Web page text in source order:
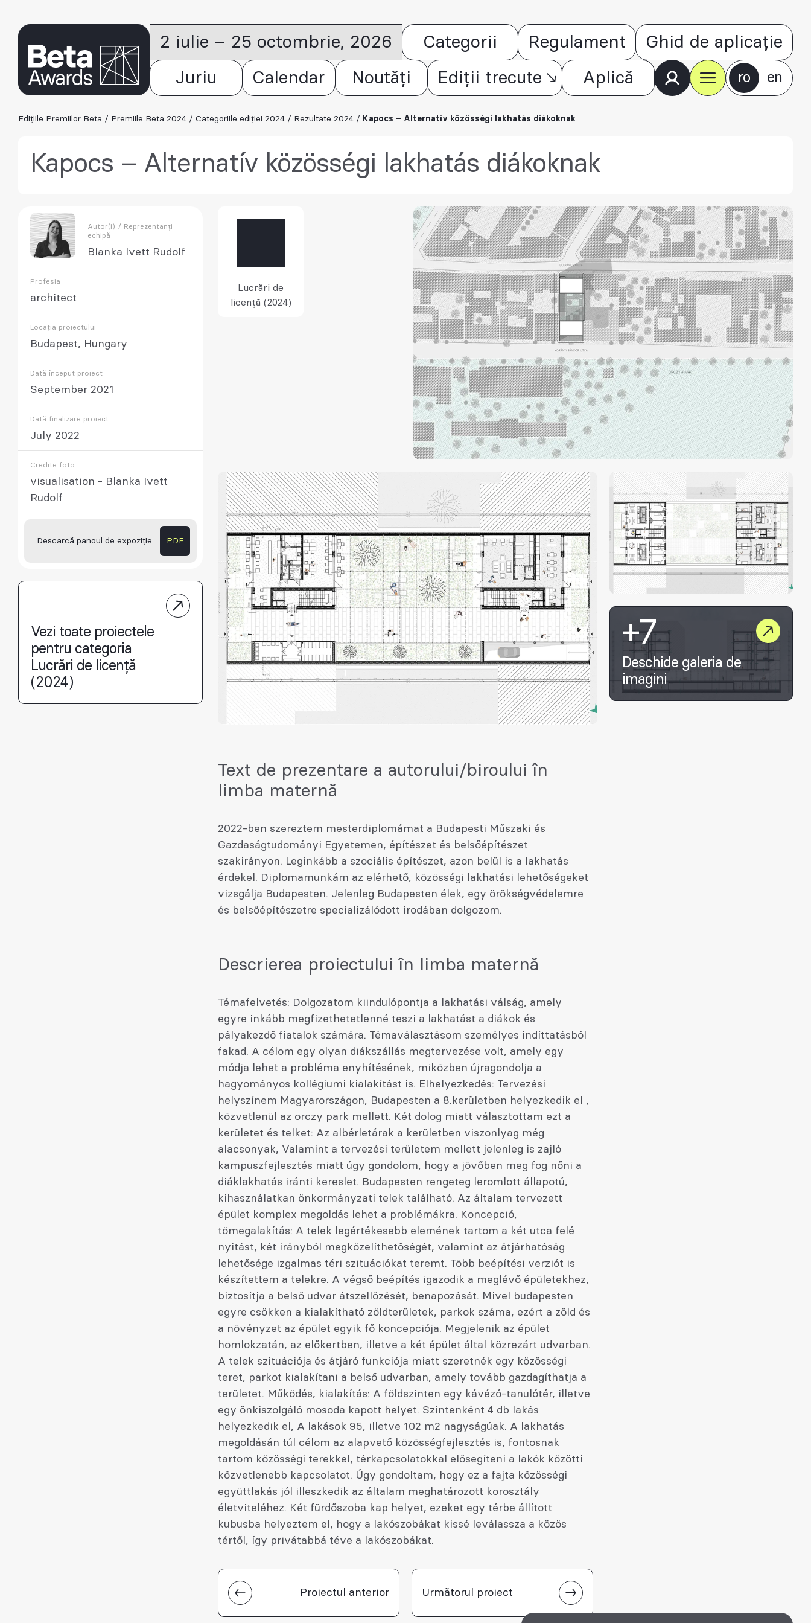
2 iulie – 25 octombrie, 2026 Categorii Regulament Ghid de aplicație
Juriu Calendar Noutăți Ediții trecute Aplică ro en
Edițiile Premiilor Beta / Premiile Beta 2024 / Categoriile ediției 2024 / Rezultate 2024 / Kapocs – Alternatív közösségi lakhatás diákoknak
Kapocs – Alternatív közösségi lakhatás diákoknak
Autor(i) / Reprezentanți
echipă
Blanka Ivett Rudolf
Profesia
architect
Locația proiectului
Budapest, Hungary
Dată început proiect
September 2021
Dată finalizare proiect
July 2022
Credite foto
visualisation - Blanka Ivett
Rudolf
Descarcă panoul de expoziție PDF
Vezi toate proiectele
pentru categoria
Lucrări de licență
(2024)
Lucrări de
licență (2024)
+7
Deschide galeria de
imagini
Text de prezentare a autorului/biroului în
limba maternă
2022-ben szereztem mesterdiplomámat a Budapesti Műszaki és
Gazdaságtudományi Egyetemen, építészet és belsőépítészet
szakirányon. Leginkább a szociális építészet, azon belül is a lakhatás
érdekel. Diplomamunkám az elérhető, közösségi lakhatási lehetőségeket
vizsgálja Budapesten. Jelenleg Budapesten élek, egy örökségvédelemre
és belsőépítészetre specializálódott irodában dolgozom.
Descrierea proiectului în limba maternă
Témafelvetés: Dolgozatom kiindulópontja a lakhatási válság, amely
egyre inkább megfizethetetlenné teszi a lakhatást a diákok és
pályakezdő fiatalok számára. Témaválasztásom személyes indíttatásból
fakad. A célom egy olyan diákszállás megtervezése volt, amely egy
módja lehet a probléma enyhítésének, miközben újragondolja a
hagyományos kollégiumi kialakítást is. Elhelyezkedés: Tervezési
helyszínem Magyarországon, Budapesten a 8.kerületben helyezkedik el ,
közvetlenül az orczy park mellett. Két dolog miatt választottam ezt a
kerületet és telket: Az albérletárak a kerületben viszonlyag még
alacsonyak, Valamint a tervezési területem mellett jelenleg is zajló
kampuszfejlesztés miatt úgy gondolom, hogy a jövőben meg fog nőni a
diáklakhatás iránti kereslet. Budapesten rengeteg leromlott állapotú,
kihasználatkan önkormányzati telek található. Az általam tervezett
épület komplex megoldás lehet a problémákra. Koncepció,
tömegalakítás: A telek legértékesebb elemének tartom a két utca felé
nyitást, két irányból megközelíthetőségét, valamint az átjárhatóság
lehetősége izgalmas téri szituációkat teremt. Több beépítési verziót is
készítettem a telekre. A végső beépítés igazodik a meglévő épületekhez,
biztosítja a belső udvar átszellőzését, benapozását. Mivel budapesten
egyre csökken a kialakítható zöldterületek, parkok száma, ezért a zöld és
a növényzet az épület egyik fő koncepciója. Megjelenik az épület
homlokzatán, az előkertben, illetve a két épület által közrezárt udvarban.
A telek szituációja és átjáró funkciója miatt szeretnék egy közösségi
teret, parkot kialakítani a belső udvarban, amely tovább gazdagíthatja a
területet. Működés, kialakítás: A földszinten egy kávézó-tanulótér, illetve
egy önkiszolgáló mosoda kapott helyet. Szintenként 4 db lakás
helyezkedik el, A lakások 95, illetve 102 m2 nagyságúak. A lakhatás
megoldásán túl célom az alapvető közösségfejlesztés is, fontosnak
tartom közösségi terekkel, térkapcsolatokkal elősegíteni a lakók közötti
közvetlenebb kapcsolatot. Úgy gondoltam, hogy ez a fajta közösségi
együttlakás jól illeszkedik az általam meghatározott korosztály
életviteléhez. Két fürdőszoba kap helyet, ezeket egy térbe állított
kubusba helyeztem el, hogy a lakószobákat kissé leválassza a közös
tértől, így privátabbá téve a lakószobákat.
Proiectul anterior Următorul proiect